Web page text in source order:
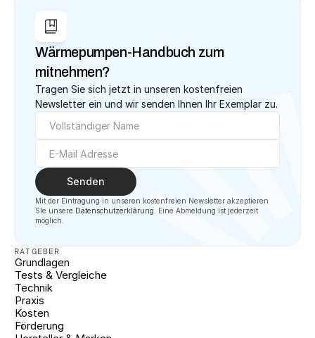
Wärmepumpen-Handbuch zum
mitnehmen?
Tragen Sie sich jetzt in unseren kostenfreien
Newsletter ein und wir senden Ihnen Ihr Exemplar zu.
Senden
Mit der Eintragung in unseren kostenfreien Newsletter akzeptieren
SIe unsere Datenschutzerklärung . Eine Abmeldung ist jederzeit
möglich.
RATGEBER
Grundlagen
Tests & Vergleiche
Technik
Praxis
Kosten
Förderung